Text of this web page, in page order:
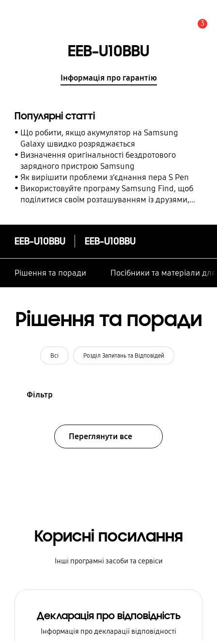
3
EEB-U10BBU
Інформація про гарантію
Популярні статті
Що робити, якщо акумулятор на Samsung
Galaxy швидко розряджається
Визначення оригінальності бездротового
зарядного пристрою Samsung
Як вирішити проблеми з’єднання пера S Pen
Використовуйте програму Samsung Find, щоб
поділитися своїм розташуванням із друзями,
EEB-U10BBU EEB-U10BBU
Рішення та поради Посібники та матеріали
Рішення та поради
Всі Розділ Запитань та Відповідей
Фільтр
Переглянути все
Корисні посилання
Інші програмні засоби та сервіси
Декларація про відповідність
Інформація про декларації відповідності